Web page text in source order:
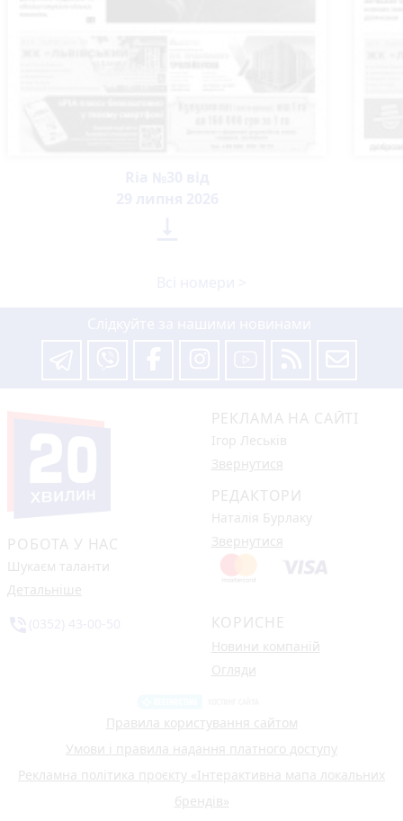
РОБОТА У НАС
Шукаєм таланти
Детальніше
РЕКЛАМА НА САЙТІ
Ігор Леськів
Звернутися
РЕДАКТОРИ
Наталія Бурлаку
Звернутися
КОРИСНЕ
Новини компаній
Огляди
Правила користування сайтом
Умови і правила надання платного доступу
Рекламна політика проєкту «Інтерактивна мапа локальних
брендів»